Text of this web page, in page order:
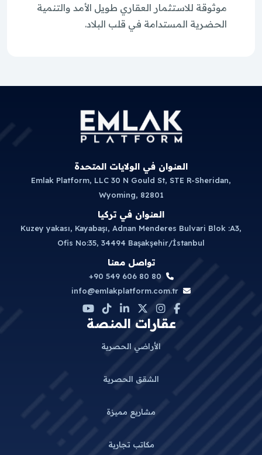
موثوقة للاستثمار العقاري طويل الأمد والتنمية
الحضرية المستدامة في قلب البلاد.
العنوان في الولايات المتحدة
Emlak Platform, LLC 30 N Gould St, STE R-Sheridan,
Wyoming, 82801
العنوان في تركيا
Kuzey yakası, Kayabaşı, Adnan Menderes Bulvari Blok :A3,
Ofis No:35, 34494 Başakşehir/İstanbul
تواصل معنا
+90 549 606 80 80
info@emlakplatform.com.tr
عقارات المنصة
الأراضي الحصرية
الشقق الحصرية
مشاريع مميزة
مكاتب تجارية